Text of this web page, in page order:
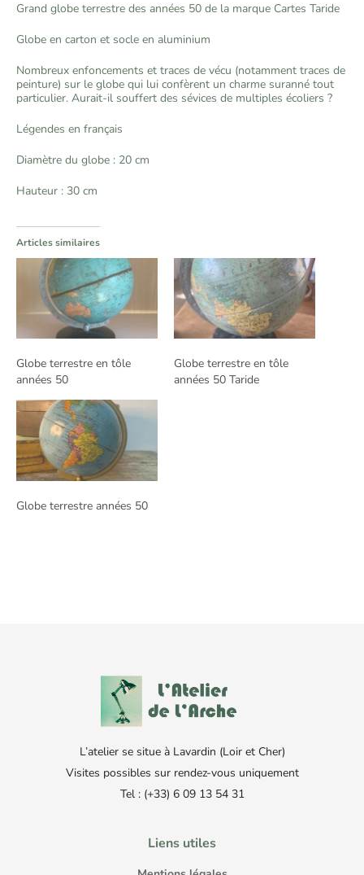
Grand globe terrestre des années 50 de la marque Cartes Taride
Globe en carton et socle en aluminium
Nombreux enfoncements et traces de vécu (notamment traces de
peinture) sur le globe qui lui confèrent un charme suranné tout
particulier. Aurait-il souffert des sévices de multiples écoliers ?
Légendes en français
Diamètre du globe : 20 cm
Hauteur : 30 cm
Articles similaires
Globe terrestre en tôle
années 50
Globe terrestre en tôle
années 50 Taride
Globe terrestre années 50
L’atelier se situe à Lavardin (Loir et Cher)
Visites possibles sur rendez-vous uniquement
Tel : (+33) 6 09 13 54 31
Liens utiles